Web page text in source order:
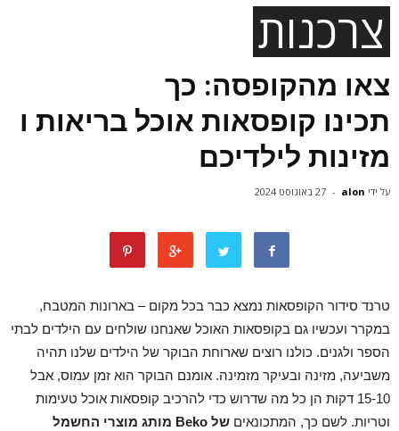
צרכנות
צאו מהקופסה: כך
תכינו קופסאות אוכל בריאות ו
מזינות לילדיכם
על ידי alon
- 27 באוגוסט 2024
טרנד סידור הקופסאות נמצא כבר בכל מקום – בארונות המטבח,
במקרר ועכשיו גם בקופסאות האוכל שאנחנו שולחים עם הילדים לבתי
הספר ולגנים. כולנו רוצים שארוחת הבוקר של הילדים שלנו תהיה
משביעה, מזינה ובעיקר מזמינה. אומנם הבוקר הוא זמן עמוס, אבל
15-10 דקות הן כל מה שדרוש כדי להרכיב קופסאות אוכל טעימות
וטריות. לשם כך, המתכונאים של Beko מותג מוצרי החשמל